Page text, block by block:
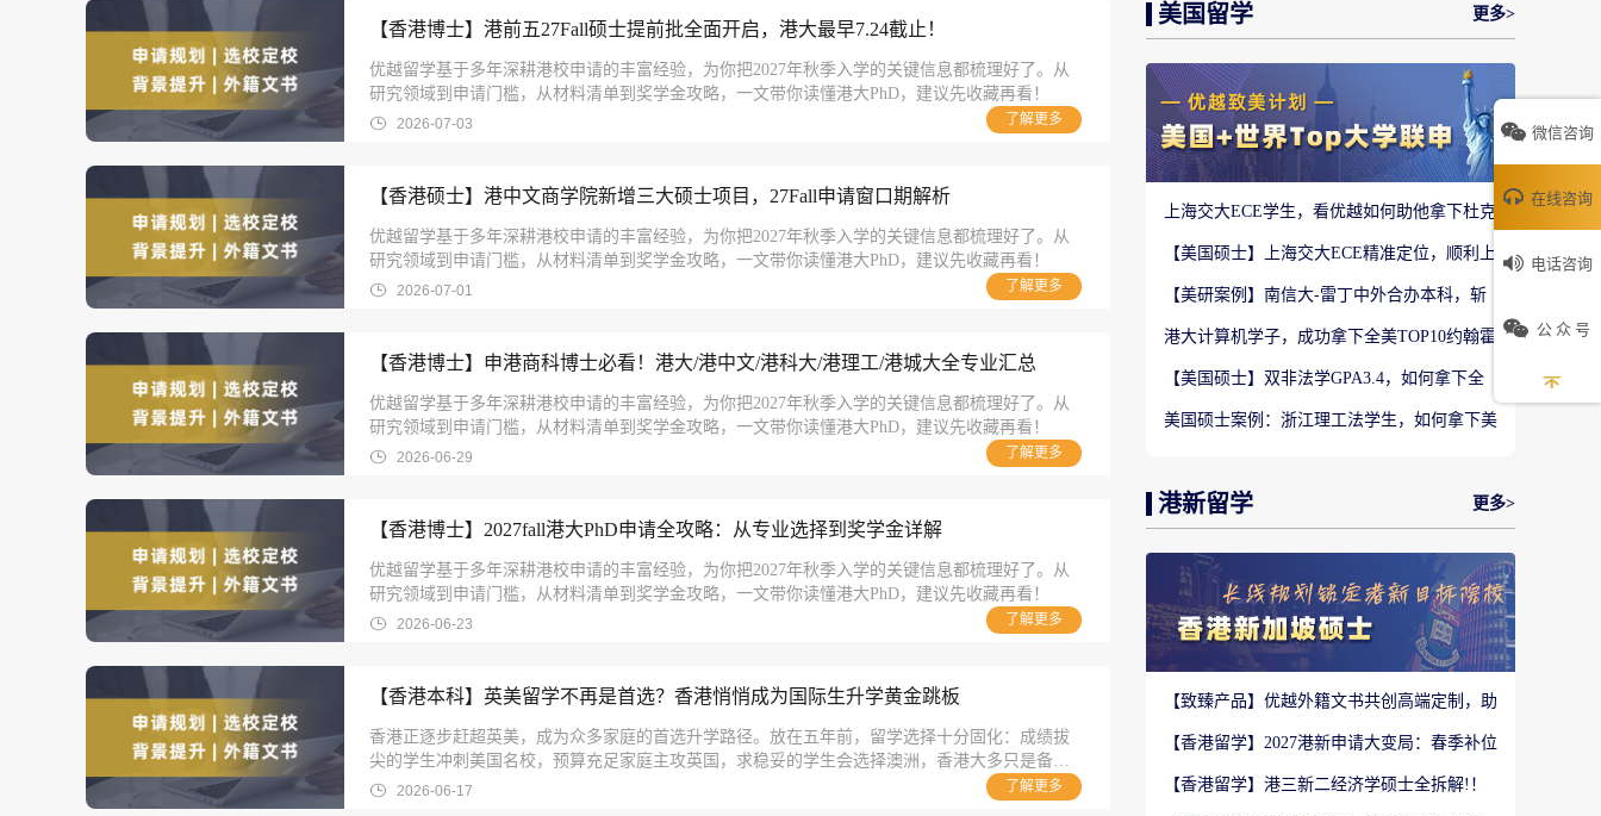
【香港博士】港前五27Fall硕士提前批全面开启，港大最早7.24截止！
优越留学基于多年深耕港校申请的丰富经验，为你把2027年秋季入学的关键信息都梳理好了。从
研究领域到申请门槛，从材料清单到奖学金攻略，一文带你读懂港大PhD，建议先收藏再看！
2026-07-03 了解更多
【香港硕士】港中文商学院新增三大硕士项目，27Fall申请窗口期解析
优越留学基于多年深耕港校申请的丰富经验，为你把2027年秋季入学的关键信息都梳理好了。从
研究领域到申请门槛，从材料清单到奖学金攻略，一文带你读懂港大PhD，建议先收藏再看！
2026-07-01 了解更多
【香港博士】申港商科博士必看！港大/港中文/港科大/港理工/港城大全专业汇总
优越留学基于多年深耕港校申请的丰富经验，为你把2027年秋季入学的关键信息都梳理好了。从
研究领域到申请门槛，从材料清单到奖学金攻略，一文带你读懂港大PhD，建议先收藏再看！
2026-06-29 了解更多
【香港博士】2027fall港大PhD申请全攻略：从专业选择到奖学金详解
优越留学基于多年深耕港校申请的丰富经验，为你把2027年秋季入学的关键信息都梳理好了。从
研究领域到申请门槛，从材料清单到奖学金攻略，一文带你读懂港大PhD，建议先收藏再看！
2026-06-23 了解更多
【香港本科】英美留学不再是首选？香港悄悄成为国际生升学黄金跳板
香港正逐步赶超英美，成为众多家庭的首选升学路径。放在五年前，留学选择十分固化：成绩拔
尖的学生冲刺美国名校，预算充足家庭主攻英国，求稳妥的学生会选择澳洲，香港大多只是备选
方案。2026-06-17 了解更多
美国留学 更多>
上海交大ECE学生，看优越如何助他拿下杜克
【美国硕士】上海交大ECE精准定位，顺利上
【美研案例】南信大‑雷丁中外合办本科，斩
港大计算机学子，成功拿下全美TOP10约翰霍
【美国硕士】双非法学GPA3.4，如何拿下全
美国硕士案例：浙江理工法学生，如何拿下美
港新留学 更多>
【致臻产品】优越外籍文书共创高端定制，助
【香港留学】2027港新申请大变局：春季补位
【香港留学】港三新二经济学硕士全拆解!！
微信咨询
在线咨询
电话咨询
公 众 号